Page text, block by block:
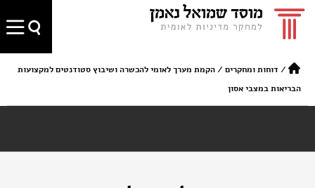
/דוחות ומחקרים /הקמת מערך לאומי להכשרה ושיבוץ סטודנטים למקצועות
הבריאות במצבי אסון